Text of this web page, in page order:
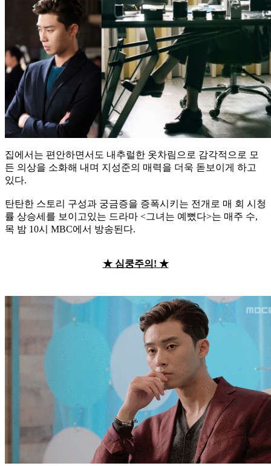
집에서는 편안하면서도 내추럴한 옷차림으로 감각적으로 모
든 의상을 소화해 내며 지성준의 매력을 더욱 돋보이게 하고
있다.
탄탄한 스토리 구성과 궁금증을 증폭시키는 전개로 매 회 시청
률 상승세를 보이고있는 드라마 <그녀는 예뻤다>는 매주 수,
목 밤 10시 MBC에서 방송된다.
★ 심쿵주의! ★